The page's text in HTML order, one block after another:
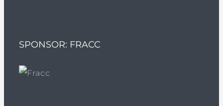
SPONSOR: FRACC